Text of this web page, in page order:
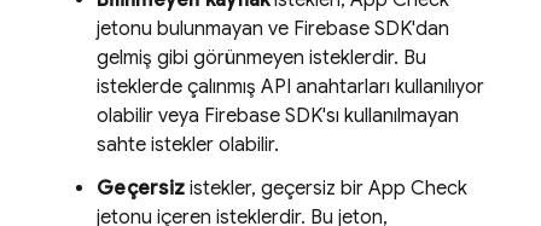
jetonu bulunmayan ve Firebase SDK'dan
gelmiş gibi görünmeyen isteklerdir. Bu
isteklerde çalınmış API anahtarları kullanılıyor
olabilir veya Firebase SDK'sı kullanılmayan
sahte istekler olabilir.
Geçersiz istekler, geçersiz bir App Check
jetonu içeren isteklerdir. Bu jeton,